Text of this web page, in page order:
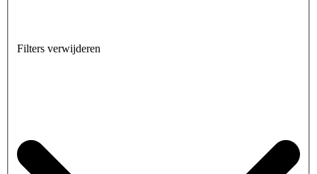
Filters verwijderen